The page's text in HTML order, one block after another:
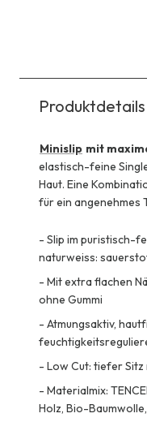
Produktdetails
Minislip mit
elastisch-feine
Haut. Eine
für ein angenehmes
- Slip im puristisch-
naturweiss:
- Mit extra flachen
ohne Gummi
- Atmungsaktiv,
- Low Cut: tiefer
- Materialmix:
Holz, Bio-